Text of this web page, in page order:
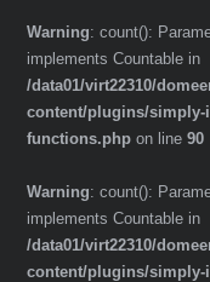
Warning: count():
implements Countable in
/data01/virt22310/
content/plugins/
functions.php on line90
Warning: count():
implements Countable in
/data01/virt22310/
content/plugins/